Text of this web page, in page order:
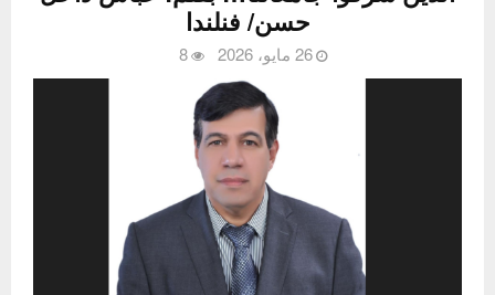
حسن/ فنلندا
26 مايو، 2026 8